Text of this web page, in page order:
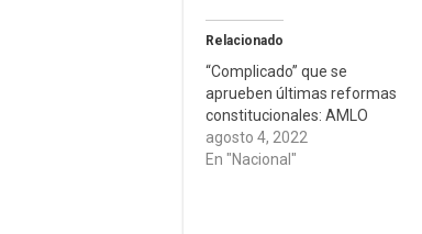
Relacionado
“Complicado” que se
aprueben últimas reformas
constitucionales: AMLO
agosto 4, 2022
En "Nacional"